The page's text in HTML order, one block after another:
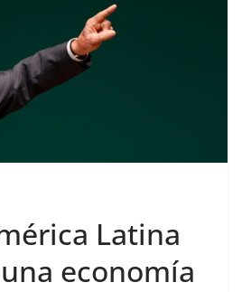
Latina
economía